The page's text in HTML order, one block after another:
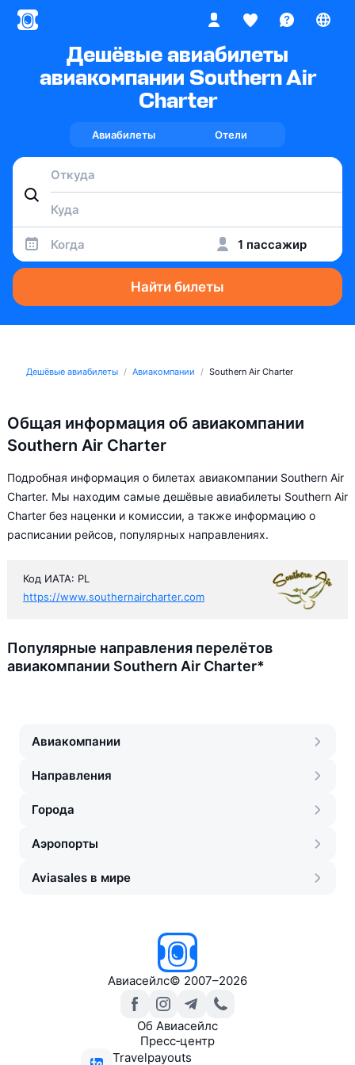
Дешёвые авиабилеты
авиакомпании Southern Air
Charter
Авиабилеты Отели
Когда 1 пассажир
Найти билеты
Дешёвые авиабилеты Авиакомпании Southern Air Charter
Общая информация об авиакомпании
Southern Air Charter
Подробная информация о билетах авиакомпании Southern Air
Charter. Мы находим самые дешёвые авиабилеты Southern Air
Charter без наценки и комиссии, а также информацию о
расписании рейсов, популярных направлениях.
Код ИАТА: PL
https://www.southernaircharter.com
Популярные направления перелётов
авиакомпании Southern Air Charter*
Авиакомпании
Направления
Города
Аэропорты
Aviasales в мире
Авиасейлс© 2007–2026
Об Авиасейлс
Пресс‑центр
Travelpayouts